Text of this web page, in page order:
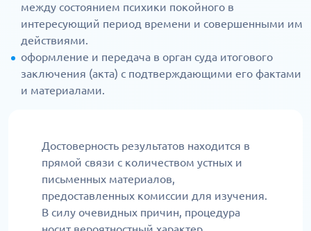
между состоянием психики покойного в
интересующий период времени и совершенными им
действиями.
оформление и передача в орган суда итогового
заключения (акта) с подтверждающими его фактами
и материалами.
Достоверность результатов находится в
прямой связи с количеством устных и
письменных материалов,
предоставленных комиссии для изучения.
В силу очевидных причин, процедура